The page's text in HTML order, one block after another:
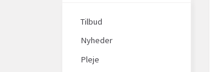
Tilbud
Nyheder
Pleje